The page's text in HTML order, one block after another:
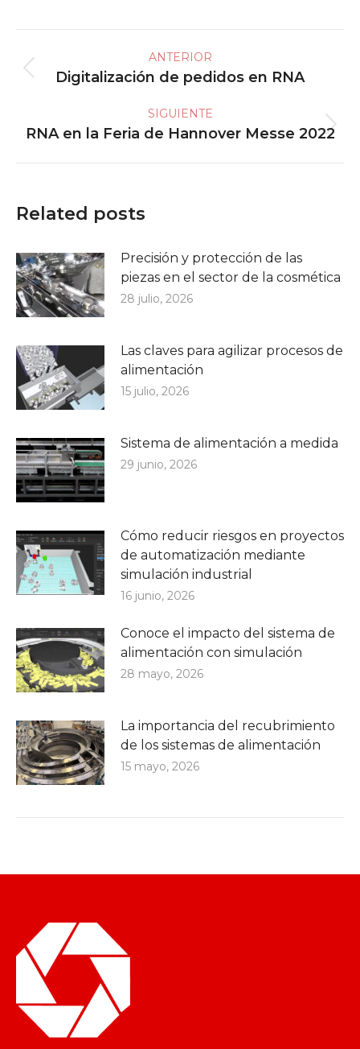
entre
publicaciones
ANTERIOR
Publicación
Digitalización de pedidos en RNA
SIGUIENTE
Publicación
RNA en la Feria de Hannover Messe 2022
Related posts
Precisión y protección de las
piezas en el sector de la cosmética
28 julio, 2026
Las claves para agilizar procesos de
alimentación
15 julio, 2026
Sistema de alimentación a medida
29 junio, 2026
Cómo reducir riesgos en proyectos
de automatización mediante
simulación industrial
16 junio, 2026
Conoce el impacto del sistema de
alimentación con simulación
28 mayo, 2026
La importancia del recubrimiento
de los sistemas de alimentación
15 mayo, 2026